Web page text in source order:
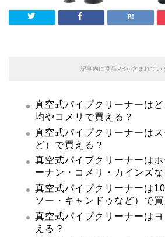
記事内に商品PRが含まれてい
真空式パイプクリーナーは
均やコメリで買える？
真空式パイプクリーナーは
ど）で買える？
真空式パイプクリーナーは
ーナン・コメリ・カインズ
真空式パイプクリーナーは
ソー・キャンドゥなど）で買
真空式パイプクリーナーは
える？